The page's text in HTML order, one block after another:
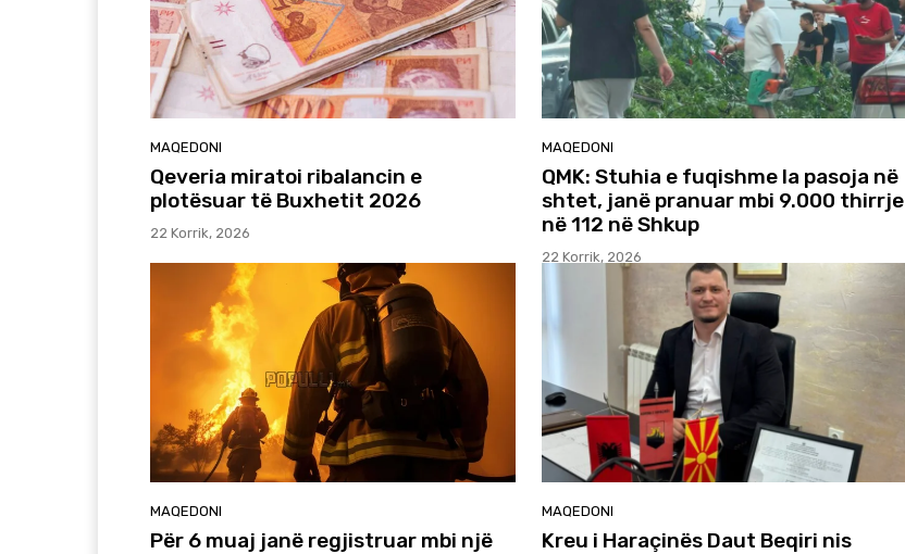
MAQEDONI
Qeveria miratoi ribalancin e
plotësuar të Buxhetit 2026
22 Korrik, 2026
MAQEDONI
QMK: Stuhia e fuqishme la pasoja në
shtet, janë pranuar mbi 9.000 thirrje
në 112 në Shkup
22 Korrik, 2026
MAQEDONI
Për 6 muaj janë regjistruar mbi një
MAQEDONI
Kreu i Haraçinës Daut Beqiri nis